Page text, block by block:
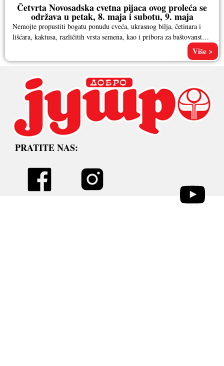
Četvrta Novosadska cvetna pijaca ovog proleća se
održava u petak, 8. maja i subotu, 9. maja
Nemojte propustiti bogatu ponudu cveća, ukrasnog bilja, četinara i
lišćara, kaktusa, različitih vrsta semena, kao i pribora za baštovanstvo.
Više >
PRATITE NAS: